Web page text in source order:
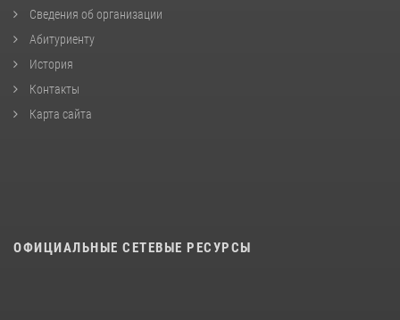
Сведения об организации
Абитуриенту
История
Контакты
Карта сайта
ОФИЦИАЛЬНЫЕ СЕТЕВЫЕ РЕСУРСЫ